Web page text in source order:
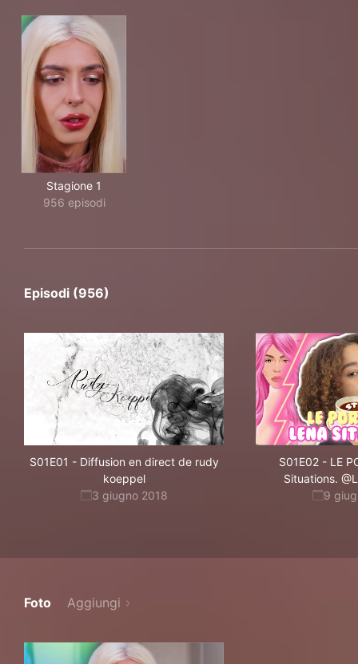
Stagione 1
956 episodi
Episodi (956)
S01E01 - Diffusion en direct de rudy
koeppel
3 giugno 2018
S01E02 - LE
Situations.
9
Foto Aggiungi